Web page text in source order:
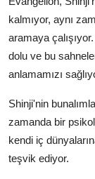
kalmıyor, aynı
aramaya
dolu ve bu
anlamamızı
Shinji'nin
zamanda bir
kendi iç
teşvik ediyor.